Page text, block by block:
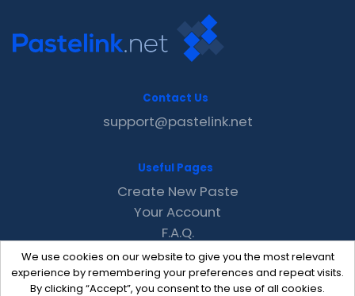
We use cookies on our website to give you the most relevant
experience by remembering your preferences and repeat visits.
By clicking “Accept”, you consent to the use of all cookies.
Contact Us
support@pastelink.net
Useful Pages
Create New Paste
Your Account
F.A.Q.
Recent
Contact